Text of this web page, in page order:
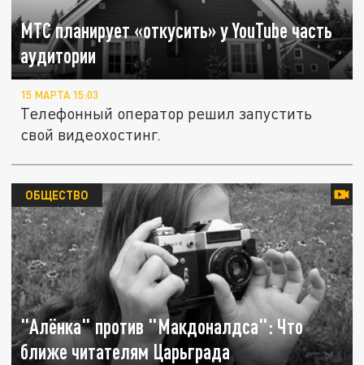
МТС планирует «откусить» у YouTube часть
аудитории
15 МАРТА 15:03
Телефонный оператор решил запустить
свой видеохостинг.
"Алёнка" против "Макдоналдса": Что
ближе читателям Царьграда
ОБЩЕСТВО